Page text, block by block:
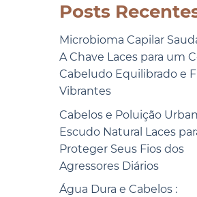
Posts
Microbioma Capilar
A Chave Laces para um
Cabeludo Equilibrado e
Vibrantes
Cabelos e Poluição
Escudo Natural Laces
Proteger Seus Fios dos
Agressores Diários
Água Dura e Cabelos :